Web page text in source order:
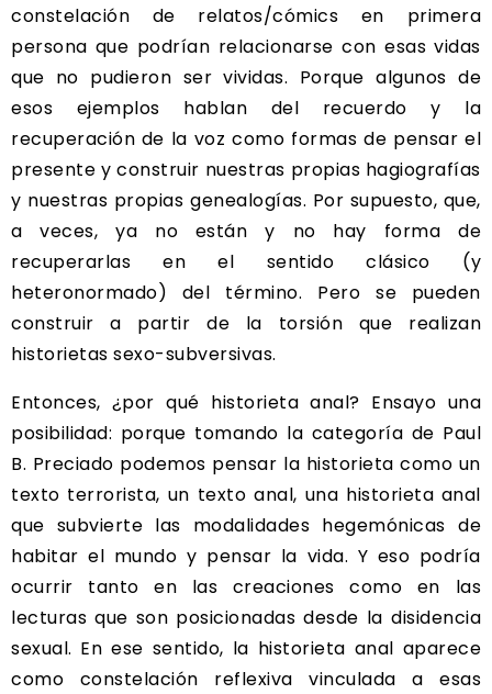
constelación de relatos/cómics en primera
persona que podrían relacionarse con esas vidas
que no pudieron ser vividas. Porque algunos de
esos ejemplos hablan del recuerdo y la
recuperación de la voz como formas de pensar el
presente y construir nuestras propias hagiografías
y nuestras propias genealogías. Por supuesto, que,
a veces, ya no están y no hay forma de
recuperarlas en el sentido clásico (y
heteronormado) del término. Pero se pueden
construir a partir de la torsión que realizan
historietas sexo-subversivas.
Entonces, ¿por qué historieta anal? Ensayo una
posibilidad: porque tomando la categoría de Paul
B. Preciado podemos pensar la historieta como un
texto terrorista, un texto anal, una historieta anal
que subvierte las modalidades hegemónicas de
habitar el mundo y pensar la vida. Y eso podría
ocurrir tanto en las creaciones como en las
lecturas que son posicionadas desde la disidencia
sexual. En ese sentido, la historieta anal aparece
como constelación reflexiva vinculada a esas